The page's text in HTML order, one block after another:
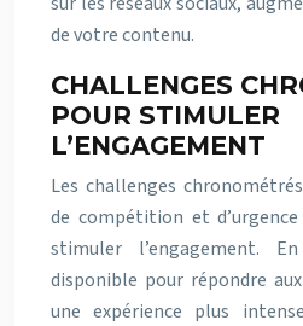
de votre contenu.
CHALLENGES
POUR STIMULER
L’ENGAGEMENT
Les challenges
de compétition et
stimuler l’engagement.
disponible pour répondre
une expérience plus